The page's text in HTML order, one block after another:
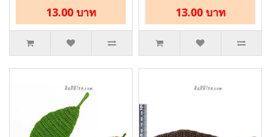
13.00 บาท 13.00 บาท